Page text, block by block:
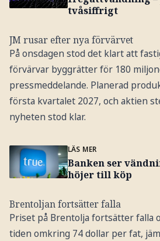
tvåsiffrigt
JM rusar efter nya förvärvet
På onsdagen stod det klart att
förvärvar byggrätter för 180
pressmeddelande. Planerad
första kvartalet 2027, och aktien
nyheten stod klar.
LÄS MER
Banken ser
höjer till köp
Brentoljan fortsätter falla
Priset på Brentolja fortsätter falla
tiden omkring 74 dollar per fat,